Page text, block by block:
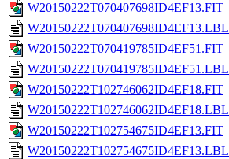
W20150222T070407698ID4EF13.FIT
W20150222T070407698ID4EF13.LBL
W20150222T070419785ID4EF51.FIT
W20150222T070419785ID4EF51.LBL
W20150222T102746062ID4EF18.FIT
W20150222T102746062ID4EF18.LBL
W20150222T102754675ID4EF13.FIT
W20150222T102754675ID4EF13.LBL